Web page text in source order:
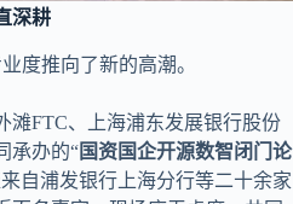
深耕
度推向了新的高潮。
滩FTC、上海浦东发展银行股份
承办的“国资国企开源数智闭门论
自浦发银行上海分行等二十余家